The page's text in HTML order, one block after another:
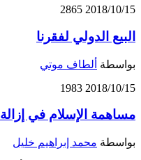
2018/10/15
2865
البيع الدولي لفقرنا
بواسطة ألطاف موتي
2018/10/15
1983
مساهمة الإسلام في إزالة
بواسطة محمد إبراهيم خليل